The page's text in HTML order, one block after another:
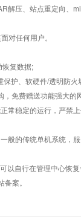
解压、站点重定向、
对任何用户。
恢复数据;
护、软硬件/透明防火
免费赠送功能强大
常稳定的运行，严禁
般的传统单机系统，
以自行在管理中心恢
案。